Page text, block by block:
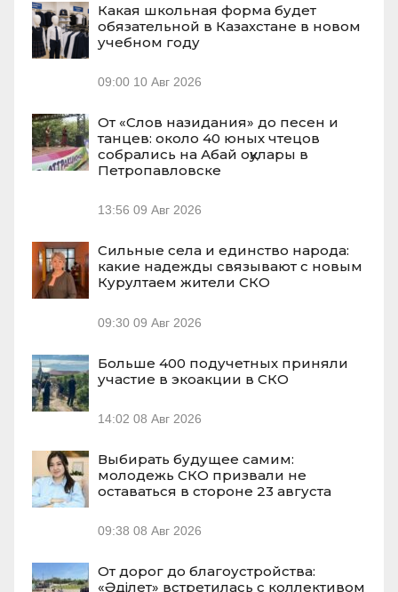
Какая школьная форма будет
обязательной в Казахстане в новом
учебном году
09:00 10 Авг 2026
От «Слов назидания» до песен и
танцев: около 40 юных чтецов
собрались на Абай оқулары в
Петропавловске
13:56 09 Авг 2026
Сильные села и единство народа:
какие надежды связывают с новым
Курултаем жители СКО
09:30 09 Авг 2026
Больше 400 подучетных приняли
участие в экоакции в СКО
14:02 08 Авг 2026
Выбирать будущее самим:
молодежь СКО призвали не
оставаться в стороне 23 августа
09:38 08 Авг 2026
От дорог до благоустройства:
«Әділет» встретилась с коллективом